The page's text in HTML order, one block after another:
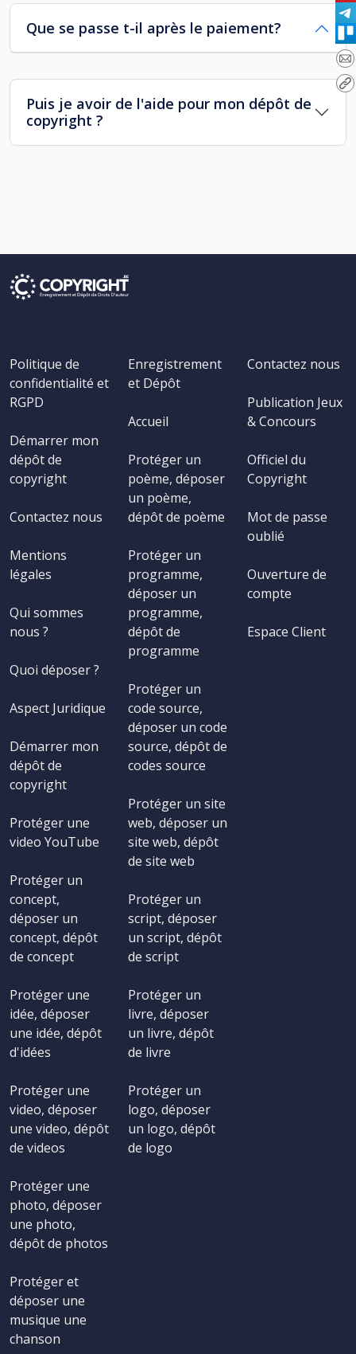
Que se passe t-il après le paiement?
Puis je avoir de l'aide pour mon dépôt de
copyright ?
Politique de
confidentialité et
RGPD
Démarrer mon
dépôt de
copyright
Contactez nous
Mentions
légales
Qui sommes
nous ?
Quoi déposer ?
Aspect Juridique
Démarrer mon
dépôt de
copyright
Protéger une
video YouTube
Protéger un
concept,
déposer un
concept, dépôt
de concept
Protéger une
idée, déposer
une idée, dépôt
d'idées
Protéger une
video, déposer
une video, dépôt
de videos
Protéger une
photo, déposer
une photo,
dépôt de photos
Protéger et
déposer une
musique une
chanson
Enregistrement
et Dépôt
Accueil
Protéger un
poème, déposer
un poème,
dépôt de poème
Protéger un
programme,
déposer un
programme,
dépôt de
programme
Protéger un
code source,
déposer un code
source, dépôt de
codes source
Protéger un site
web, déposer un
site web, dépôt
de site web
Protéger un
script, déposer
un script, dépôt
de script
Protéger un
livre, déposer
un livre, dépôt
de livre
Protéger un
logo, déposer
un logo, dépôt
de logo
Contactez nous
Publication Jeux
& Concours
Officiel du
Copyright
Mot de passe
oublié
Ouverture de
compte
Espace Client